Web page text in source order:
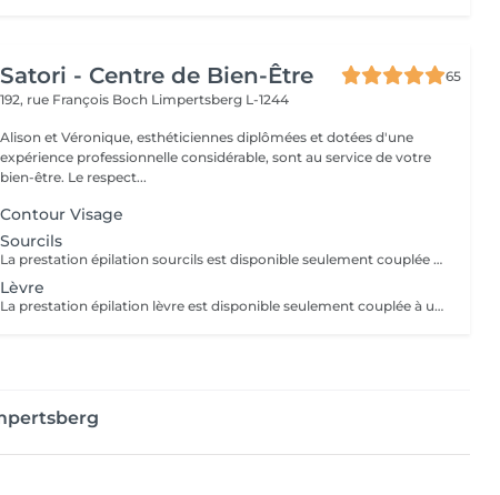
Satori - Centre de Bien-Être
65
192, rue François Boch Limpertsberg L-1244
Alison et Véronique, esthéticiennes diplômées et dotées d'une
expérience professionnelle considérable, sont au service de votre
bien-être. Le respect...
Contour Visage
Sourcils
La prestation épilation sourcils est disponible seulement couplée à une autre prestation. Merci de nous contacter pour ce service.
Lèvre
La prestation épilation lèvre est disponible seulement couplée à une autre prestation. Merci de nous contacter pour ce service.